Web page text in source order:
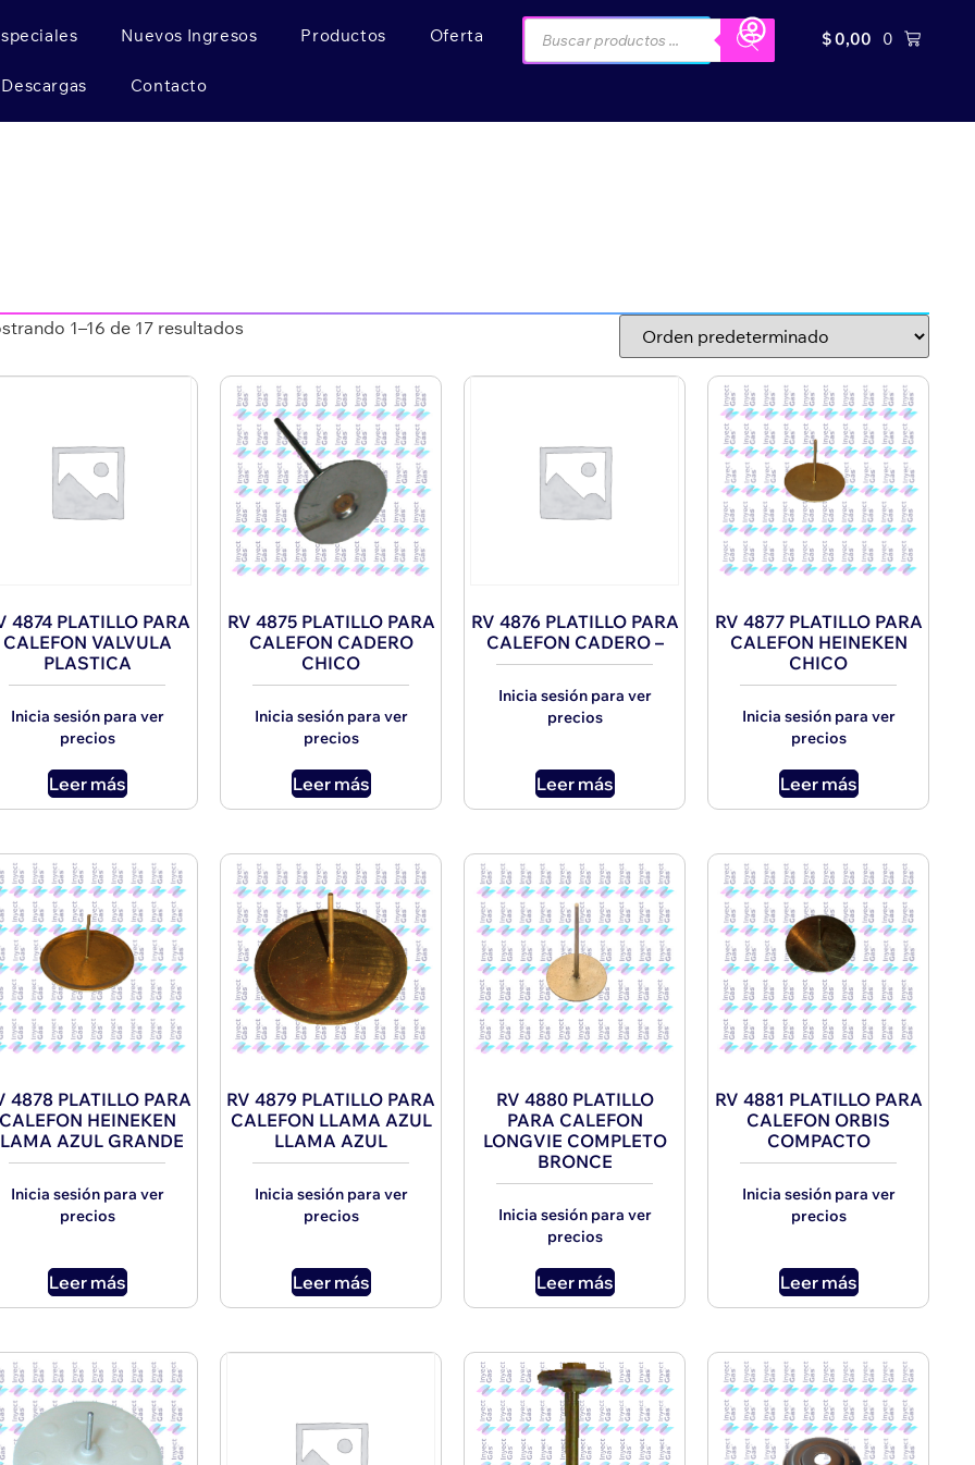
Nuevos Ingresos Productos Oferta
Descargas Contacto
$0,00 0
1–16 de 17 resultados
4874 PLATILLO PARA
CALEFON VALVULA
PLASTICA
Inicia sesión para ver
precios
Leer más
RV 4875 PLATILLO PARA
CALEFON CADERO
CHICO
Inicia sesión para ver
precios
Leer más
RV 4876 PLATILLO PARA
CALEFON CADERO –
Inicia sesión para ver
precios
Leer más
RV 4877 PLATILLO PARA
CALEFON HEINEKEN
CHICO
Inicia sesión para ver
precios
Leer más
4878 PLATILLO PARA
HEINEKEN
AZUL GRANDE
Inicia sesión para ver
precios
Leer más
RV 4879 PLATILLO PARA
CALEFON LLAMA AZUL
LLAMA AZUL
Inicia sesión para ver
precios
Leer más
RV 4880 PLATILLO
PARA CALEFON
LONGVIE COMPLETO
BRONCE
Inicia sesión para ver
precios
Leer más
RV 4881 PLATILLO PARA
CALEFON ORBIS
COMPACTO
Inicia sesión para ver
precios
Leer más